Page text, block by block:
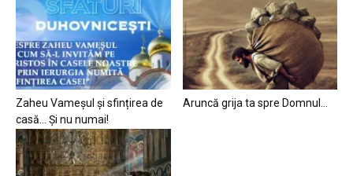
Zaheu Vameșul și sfințirea de
casă… Și nu numai!
Aruncă grija ta spre Domnul…